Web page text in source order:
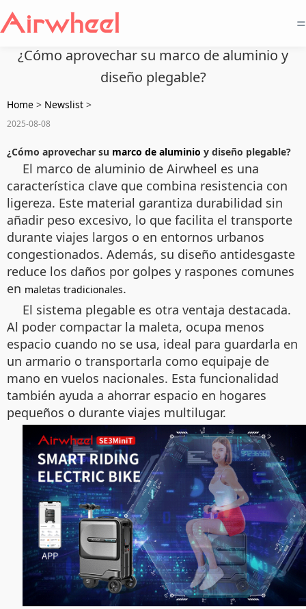
=
¿Cómo aprovechar su marco de aluminio y
diseño plegable?
Home > Newslist >
2025-08-08
¿Cómo aprovechar su marco de aluminio y diseño plegable?
El marco de aluminio de Airwheel es una
característica clave que combina resistencia con
ligereza. Este material garantiza durabilidad sin
añadir peso excesivo, lo que facilita el transporte
durante viajes largos o en entornos urbanos
congestionados. Además, su diseño antidesgaste
reduce los daños por golpes y raspones comunes
en maletas tradicionales.
El sistema plegable es otra ventaja destacada.
Al poder compactar la maleta, ocupa menos
espacio cuando no se usa, ideal para guardarla en
un armario o transportarla como equipaje de
mano en vuelos nacionales. Esta funcionalidad
también ayuda a ahorrar espacio en hogares
pequeños o durante viajes multilugar.